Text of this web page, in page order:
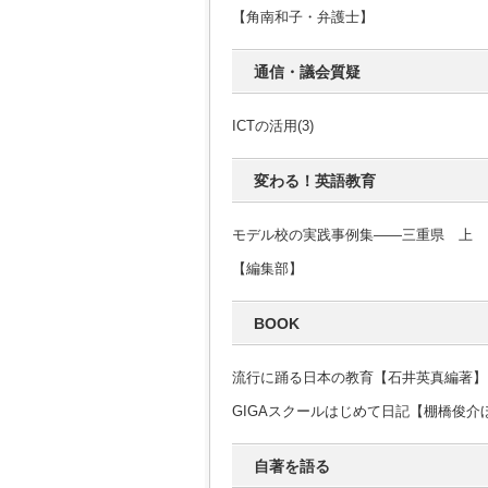
【角南和子・弁護士】
通信・議会質疑
ICTの活用(3)
変わる！英語教育
モデル校の実践事例集――三重県 上
【編集部】
BOOK
流行に踊る日本の教育【石井英真編著】
GIGAスクールはじめて日記【棚橋俊介
自著を語る